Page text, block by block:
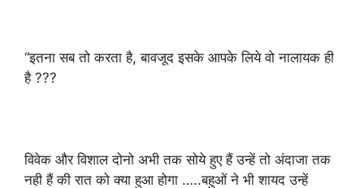
“इतना सब तो करता है, बावजूद इसके आपके लिये वो नालायक ही
है ???
विवेक और विशाल दोनो अभी तक सोये हुए हैं उन्हें तो अंदाजा तक
नही हैं की रात को क्या हुआ होगा …..बहुओं ने भी शायद उन्हें